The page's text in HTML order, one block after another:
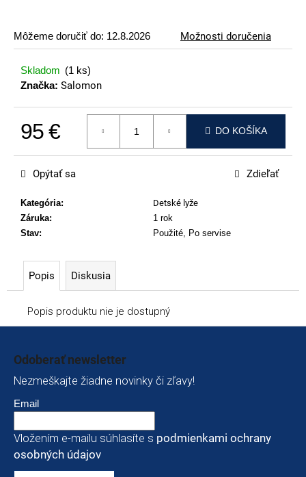
Môžeme doručiť do: 12.8.2026 Možnosti doručenia
Skladom (1 ks)
Značka: Salomon
95 €
Jednotková cena:
DO KOŠÍKA
Kategória:
Detské lyže
Záruka:
1 rok
Stav: Použité, Po servise
Opýtať sa Zdieľať
Popis Diskusia
Popis produktu nie je dostupný
o
r
ú
č
e
ATOMIC
REDSTER
J2(SPORT
EDITION)
89
Odoberať newsletter
Nezmeškajte žiadne novinky či zľavy!
Email
Vložením e-mailu súhlasíte s podmienkami ochrany
osobných údajov